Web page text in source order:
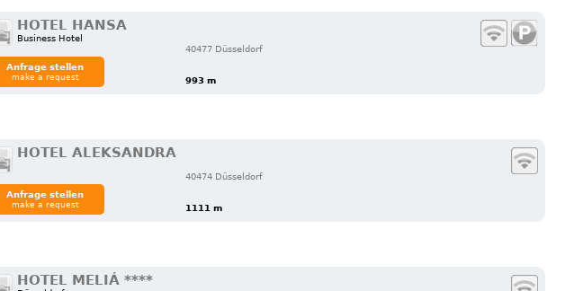
HOTEL HANSA
Business Hotel
40477 Düsseldorf
993 m
Anfrage stellen
make a request
HOTEL ALEKSANDRA
40474 Düsseldorf
1111 m
Anfrage stellen
make a request
HOTEL MELIÁ ****